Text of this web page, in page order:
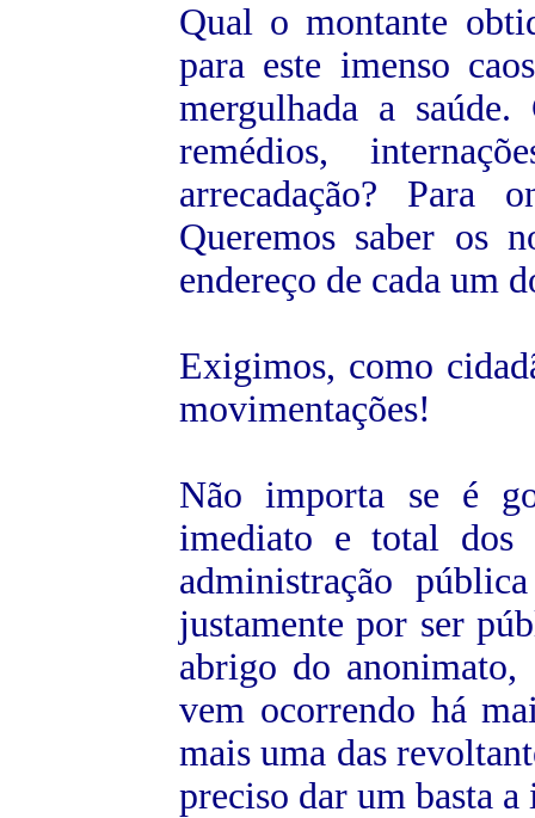
Qual o montante
para este imenso
mergulhada a
remédios,
arrecadação? Para
Queremos saber os
endereço de cada um
Exigimos, como
movimentações!
Não importa se é
imediato e total dos
administração
justamente por ser
abrigo do anonimato,
vem ocorrendo há
mais uma das
preciso dar um basta